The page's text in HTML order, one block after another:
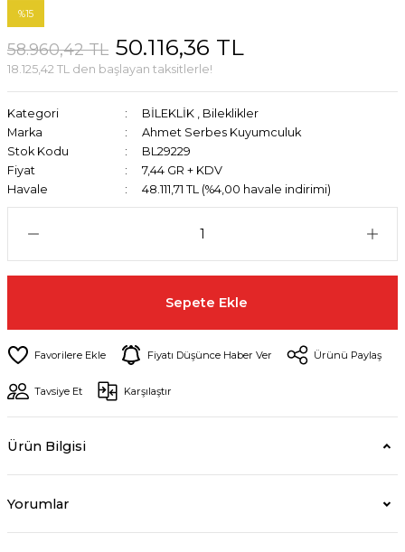
%15
58.960,42 TL 50.116,36 TL
18.125,42 TL den başlayan taksitlerle!
Kategori BİLEKLİK , Bileklikler
Marka
Ahmet Serbes Kuyumculuk
Stok Kodu
BL29229
Fiyat
7,44 GR + KDV
Havale
48.111,71 TL (%4,00 havale indirimi)
Sepete Ekle
Fiyatı Düşünce Haber Ver Ürünü Paylaş
Tavsiye Et Karşılaştır
Ürün Bilgisi
Yorumlar